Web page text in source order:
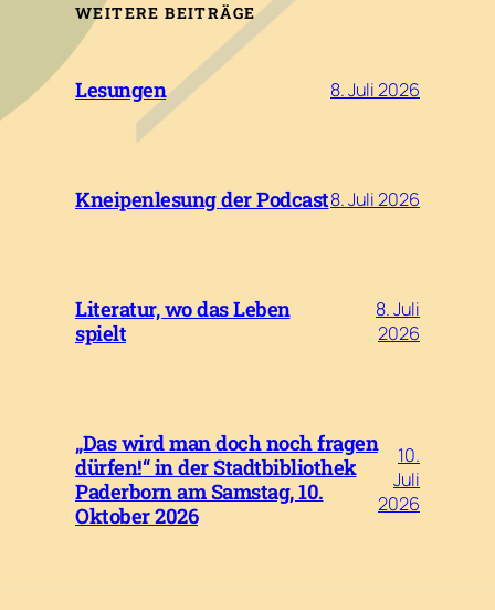
WEITERE BEITRÄGE
Lesungen 8. Juli 2026
Kneipenlesung der Podcast8. Juli 2026
Literatur, wo das Leben
spielt
8. Juli
2026
„Das wird man doch noch fragen
dürfen!“ in der Stadtbibliothek
Paderborn am Samstag, 10.
Oktober 2026
10.
Juli
2026